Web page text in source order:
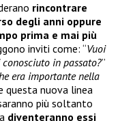
rincontrare
degli anni oppure
prima e mai più
inviti come: “Vuoi
in passato?”
era importante nella
questa nuova linea
più soltanto
diventeranno essi